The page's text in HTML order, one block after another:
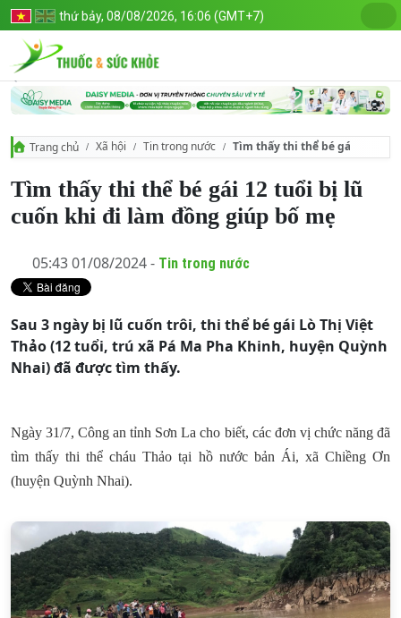
thứ bảy, 08/08/2026, 16:06 (GMT+7)
Trang chủ Xã hội Tin trong nước Tìm thấy thi thể bé gái 12 tuổi
Tìm thấy thi thể bé gái 12 tuổi bị lũ
cuốn khi đi làm đồng giúp bố mẹ
05:43 01/08/2024 - Tin trong nước
Sau 3 ngày bị lũ cuốn trôi, thi thể bé gái Lò Thị Việt
Thảo (12 tuổi, trú xã Pá Ma Pha Khinh, huyện Quỳnh
Nhai) đã được tìm thấy.
Ngày 31/7, Công an tỉnh Sơn La cho biết, các đơn vị chức năng đã
tìm thấy thi thể cháu Thảo tại hồ nước bản Ái, xã Chiềng Ơn
(huyện Quỳnh Nhai).